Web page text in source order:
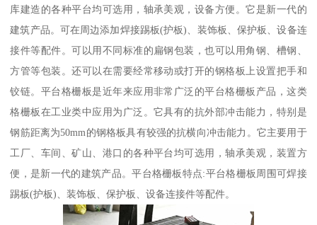
库建造的各种平台均可选用，轴承美观，设备方便。它是新一代的
建筑产品。可在周边添加焊接踢板(护板)、装饰板、保护板、设备连
接件等配件。可以用不同标准的扁钢包装，也可以用角钢、槽钢、
方管等包装。还可以在需要经常移动或打开的钢格板上设置把手和
铰链。平台格栅板是近年来应用非常广泛的平台格栅板产品，这类
格栅板在工业类中应用为广泛。它具有的抗外部冲击能力，特别是
钢筋距离为50mm的钢格板具有较强的抗横向冲击能力。它主要用于
工厂、车间、矿山、港口的各种平台均可选用，轴承美观，装置方
便，是新一代的建筑产品。平台格栅板特点:平台格栅板周围可焊接
踢板(护板)、装饰板、保护板、设备连接件等配件。